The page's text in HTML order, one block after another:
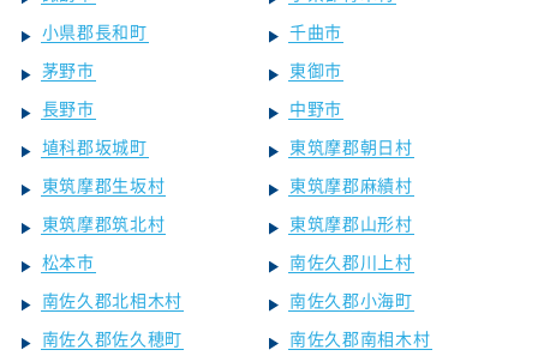
小県郡長和町
千曲市
茅野市
東御市
長野市
中野市
埴科郡坂城町
東筑摩郡朝日村
東筑摩郡生坂村
東筑摩郡麻績村
東筑摩郡筑北村
東筑摩郡山形村
松本市
南佐久郡川上村
南佐久郡北相木村
南佐久郡小海町
南佐久郡佐久穂町
南佐久郡南相木村